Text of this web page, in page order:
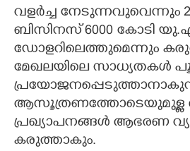
വളർച്ച നേടുന്നവുവെന്നും
ബിസിനസ് 6000 കോടി
ഡോളറിലെത്തുമെന്നും
മേഖലയിലെ സാധ്യതകൾ
ആസൂത്രണത്തോടെയുമുള്ള
പ്രഖ്യാപനങ്ങൾ ആഭരണ
കരുത്താകും.